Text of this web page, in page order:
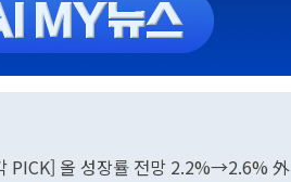
PICK] 올 성장률 전망 2.2%→2.6% 外